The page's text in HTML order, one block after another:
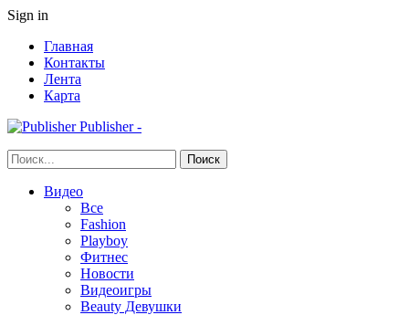
Sign in
Главная
Контакты
Лента
Карта
Publisher -
Видео
Все
Fashion
Playboy
Фитнес
Новости
Видеоигры
Beauty Девушки